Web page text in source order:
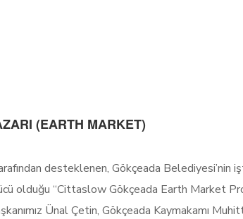
(EARTH MARKET)
desteklenen, Gökçeada
olduğu “Cittaslow Gökçeada Earth Market
Ünal Çetin, Gökçeada Kaymakamı